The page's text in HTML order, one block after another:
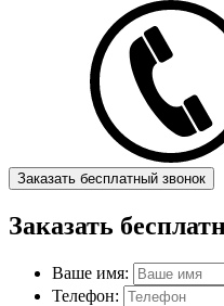
Заказать бесплатный звонок
Заказать
Ваше имя:
Телефон: